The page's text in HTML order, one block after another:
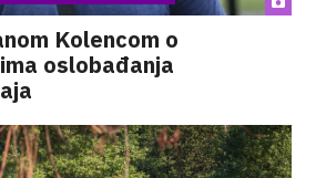
Kolencom o
oslobađanja